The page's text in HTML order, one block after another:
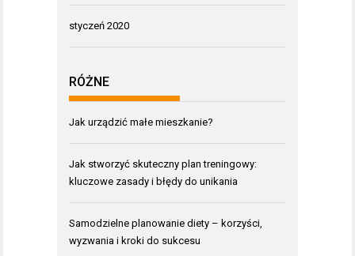
styczeń 2020
RÓŻNE
Jak urządzić małe mieszkanie?
Jak stworzyć skuteczny plan treningowy:
kluczowe zasady i błędy do unikania
Samodzielne planowanie diety – korzyści,
wyzwania i kroki do sukcesu